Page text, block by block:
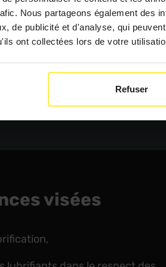
Nous partageons également des
de publicité et d'analyse, qui
ont collectées lors de votre
Refuser
les industriels
de la
visées